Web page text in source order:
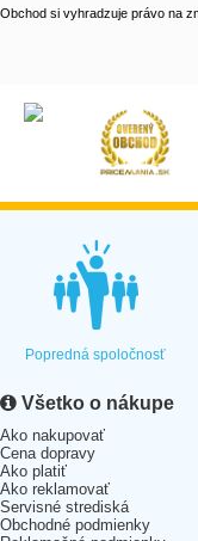
Obchod si vyhradzuje právo na
Popredná spoločnosť
Všetko o nákupe
Ako nakupovať
Cena dopravy
Ako platiť
Ako reklamovať
Servisné strediská
Obchodné podmienky